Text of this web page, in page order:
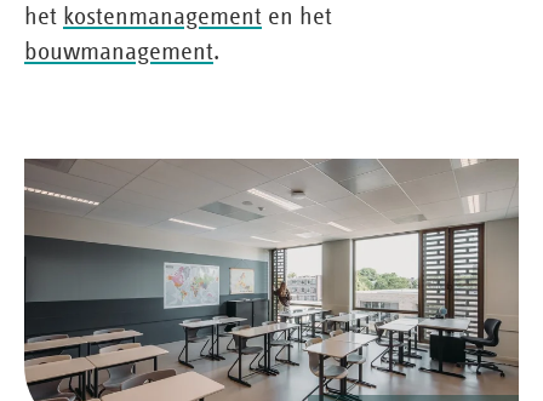
het kostenmanagement en het
bouwmanagement.